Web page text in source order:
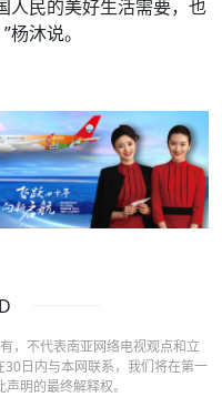
人民的美好生活需要，也
沐说。
，不代表南亚网络电视观点和立
日内与本网联系，我们将在第一
明的最终解释权。